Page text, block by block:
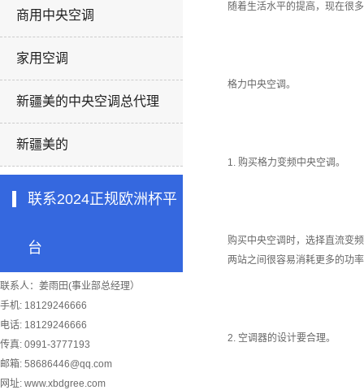
商用中央空调
家用空调
新疆美的中央空调总代理
新疆美的
联系2024正规欧洲杯平
台
联系人：姜雨田(事业部总经理）
手机: 18129246666
电话: 18129246666
传真: 0991-3777193
邮箱: 58686446@qq.com
网址: www.xbdgree.com
随着生活水平的提高，现在很
格力中央空调。
1. 购买格力变频中央空调。
购买中央空调时，选择直流变
两站之间很容易消耗更多的功
2. 空调器的设计要合理。